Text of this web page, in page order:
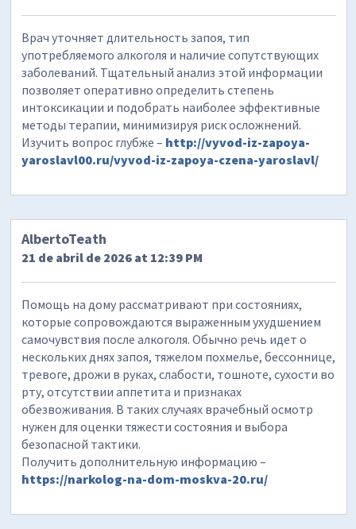
Врач уточняет длительность запоя, тип
употребляемого алкоголя и наличие сопутствующих
заболеваний. Тщательный анализ этой информации
позволяет оперативно определить степень
интоксикации и подобрать наиболее эффективные
методы терапии, минимизируя риск осложнений.
Изучить вопрос глубже – http://vyvod-iz-zapoya-
yaroslavl00.ru/vyvod-iz-zapoya-czena-yaroslavl/
AlbertoTeath
21 de abril de 2026 at 12:39 PM
Помощь на дому рассматривают при состояниях,
которые сопровождаются выраженным ухудшением
самочувствия после алкоголя. Обычно речь идет о
нескольких днях запоя, тяжелом похмелье, бессоннице,
тревоге, дрожи в руках, слабости, тошноте, сухости во
рту, отсутствии аппетита и признаках
обезвоживания. В таких случаях врачебный осмотр
нужен для оценки тяжести состояния и выбора
безопасной тактики.
Получить дополнительную информацию –
https://narkolog-na-dom-moskva-20.ru/